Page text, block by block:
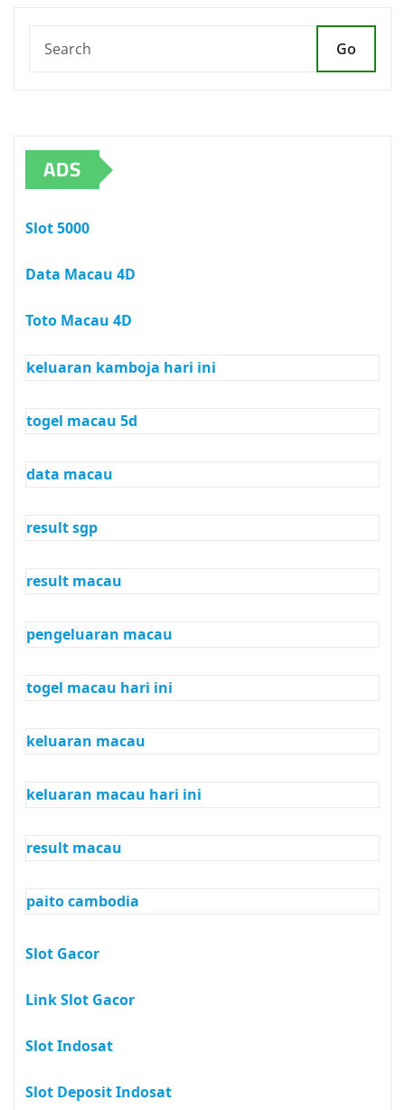
Go
ADS
Slot 5000
Data Macau 4D
Toto Macau 4D
keluaran kamboja hari ini
togel macau 5d
data macau
result sgp
result macau
pengeluaran macau
togel macau hari ini
keluaran macau
keluaran macau hari ini
result macau
paito cambodia
Slot Gacor
Link Slot Gacor
Slot Indosat
Slot Deposit Indosat